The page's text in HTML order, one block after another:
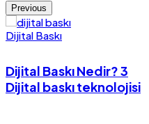
Previous
Dijital Baskı
Dijital Baskı Nedir? 3
Dijital baskı teknolojisi